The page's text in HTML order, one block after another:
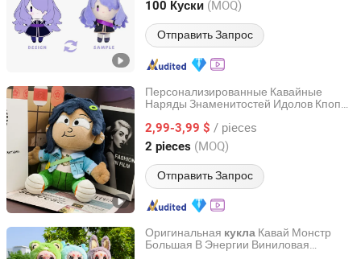
100 Куски (MOQ)
Отправить Запрос
Jiangsu, China с 2023
Персонализированные Кавайные
Наряды Знаменитостей Идолов Кпоп
Индивидуальный Аниме Плюшевый
Игрушка с Меняющейся Одеждой
2,99-3,99 $ / pieces
2 pieces (MOQ)
Отправить Запрос
Xuzhou Gaopeng Toy Co., Ltd.
Jiangsu, China с 2023
Оригинальная кукла Кавай Монстр
Большая В Энергии Виниловая
Yancheng Joy Foundationcultural Creativity Co., Ltd.